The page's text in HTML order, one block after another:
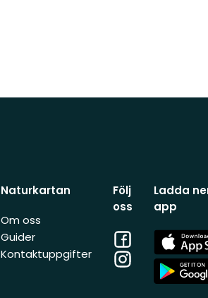
Naturkartan
Om oss
Guider
Kontaktuppgifter
Följ
oss
Facebook
Instagram
Ladda
app
App
Store
App
Store